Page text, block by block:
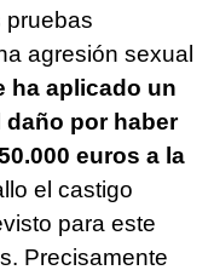
pruebas
agresión sexual
ha aplicado un
daño por haber
euros a la
el castigo
para este
Precisamente